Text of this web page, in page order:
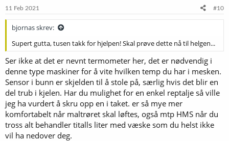
11 Feb 2021 #10
bjornas skrev:
Supert gutta, tusen takk for hjelpen! Skal prøve dette nå til helgen...
Ser ikke at det er nevnt termometer her, det er nødvendig i
denne type maskiner for å vite hvilken temp du har i mesken.
Sensor i bunn er skjelden til å stole på, særlig hvis det blir en
del trub i kjelen. Har du mulighet for en enkel reptalje så ville
jeg ha vurdert å skru opp en i taket. er så mye mer
komfortabelt når maltrøret skal løftes, også mtp HMS når du
tross alt behandler titalls liter med væske som du helst ikke
vil ha nedover deg.